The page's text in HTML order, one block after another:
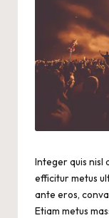
Integer quis nisl
efficitur metus
ante eros,
Etiam metus